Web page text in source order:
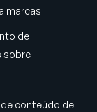
marcas
de
sobre
conteúdo de